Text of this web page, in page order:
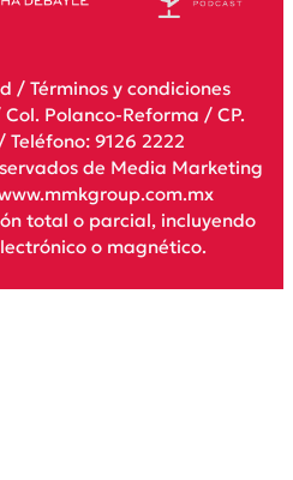
/ Términos y condiciones
Polanco-Reforma / CP.
Teléfono: 9126 2222
de Media Marketing
total o parcial, incluyendo
o magnético.